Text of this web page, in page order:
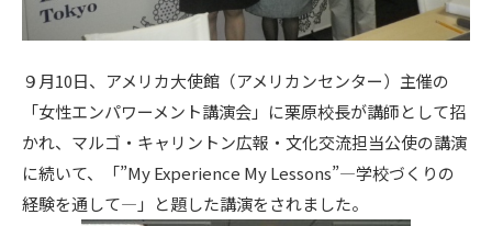
９月10日、アメリカ大使館（アメリカンセンター）主催の
「女性エンパワーメント講演会」に栗原校長が講師として招
かれ、マルゴ・キャリントン広報・文化交流担当公使の講演
に続いて、「”My Experience My Lessons”―学校づくりの
経験を通して―」と題した講演をされました。